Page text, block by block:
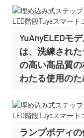
YuAnyELEDモ
は、洗練され
の高い高品質
わたる使用のた
ランプボディ